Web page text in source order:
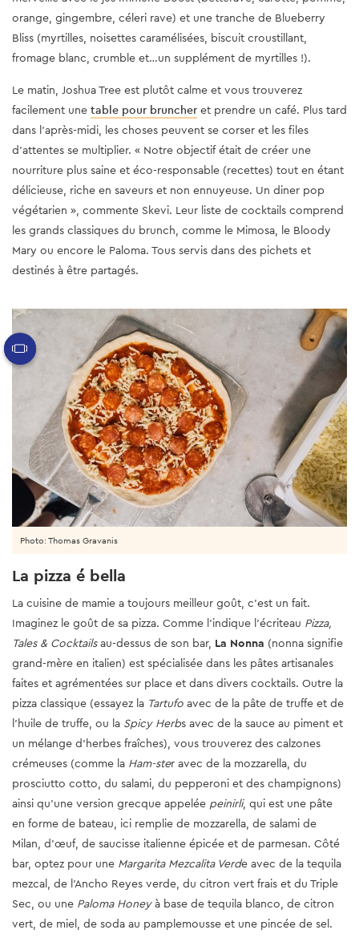
orange, gingembre, céleri rave) et une tranche de Blueberry
Bliss (myrtilles, noisettes caramélisées, biscuit croustillant,
fromage blanc, crumble et…un supplément de myrtilles !).
Le matin, Joshua Tree est plutôt calme et vous trouverez
facilement une table pour bruncher et prendre un café. Plus tard
dans l’après-midi, les choses peuvent se corser et les files
d’attentes se multiplier. « Notre objectif était de créer une
nourriture plus saine et éco-responsable (recettes) tout en étant
délicieuse, riche en saveurs et non ennuyeuse. Un diner pop
végétarien », commente Skevi. Leur liste de cocktails comprend
les grands classiques du brunch, comme le Mimosa, le Bloody
Mary ou encore le Paloma. Tous servis dans des pichets et
destinés à être partagés.
La pizza é bella
La cuisine de mamie a toujours meilleur goût, c'est un fait.
Imaginez le goût de sa pizza. Comme l'indique l'écriteau Pizza,
Tales & Cocktailsau-dessus de son bar, La Nonna (nonna signifie
grand-mère en italien) est spécialisée dans les pâtes artisanales
faites et agrémentées sur place et dans divers cocktails. Outre la
pizza classique (essayez la Tartufo avec de la pâte de truffe et de
l'huile de truffe, ou la Spicy Herbs avec de la sauce au piment et
un mélange d'herbes fraîches), vous trouverez des calzones
crémeuses (comme la Ham-ster avec de la mozzarella, du
prosciutto cotto, du salami, du pepperoni et des champignons)
ainsi qu'une version grecque appelée peinirli, qui est une pâte
en forme de bateau, ici remplie de mozzarella, de salami de
Milan, d'œuf, de saucisse italienne épicée et de parmesan. Côté
bar, optez pour une Margarita Mezcalita Verde avec de la tequila
mezcal, de l'Ancho Reyes verde, du citron vert frais et du Triple
Sec, ou une Paloma Honeyà base de tequila blanco, de citron
vert, de miel, de soda au pamplemousse et une pincée de sel.
Photo: Thomas Gravanis